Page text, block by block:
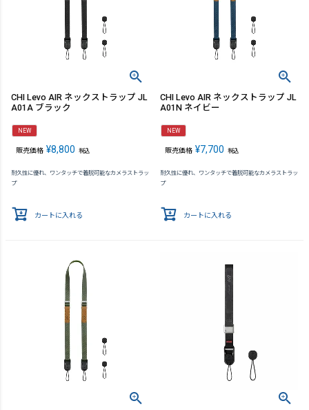
CHI Levo AIR ネックストラップ JL
A01A ブラック
NEW
販売価格 ¥8,800 税込
耐久性に優れ、ワンタッチで着脱可能なカメラストラッ
プ
カートに入れる
CHI Levo AIR ネックストラップ JL
A01N ネイビー
NEW
販売価格 ¥7,700 税込
耐久性に優れ、ワンタッチで着脱可能なカメラストラッ
プ
カートに入れる